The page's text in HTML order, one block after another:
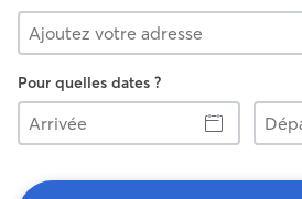
Pour quelles dates ?
Arrivée
Départ